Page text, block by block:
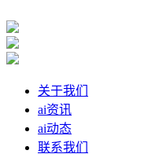
关于我们
ai资讯
ai动态
联系我们